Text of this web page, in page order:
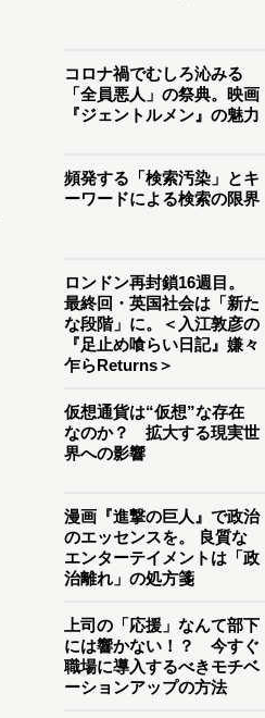
コロナ禍でむしろ沁みる
「全員悪人」の祭典。映画
『ジェントルメン』の魅力
頻発する「検索汚染」とキ
ーワードによる検索の限界
ロンドン再封鎖16週目。
最終回・英国社会は「新た
な段階」に。＜入江敦彦の
『足止め喰らい日記』嫌々
乍らReturns＞
仮想通貨は“仮想”な存在
なのか？ 拡大する現実世
界への影響
漫画『進撃の巨人』で政治
のエッセンスを。 良質な
エンターテイメントは「政
治離れ」の処方箋
上司の「応援」なんて部下
には響かない！？ 今すぐ
職場に導入するべきモチベ
ーションアップの方法